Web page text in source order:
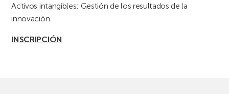
Activos intangibles: Gestión de los resultados de la
innovación.
INSCRIPCIÓN